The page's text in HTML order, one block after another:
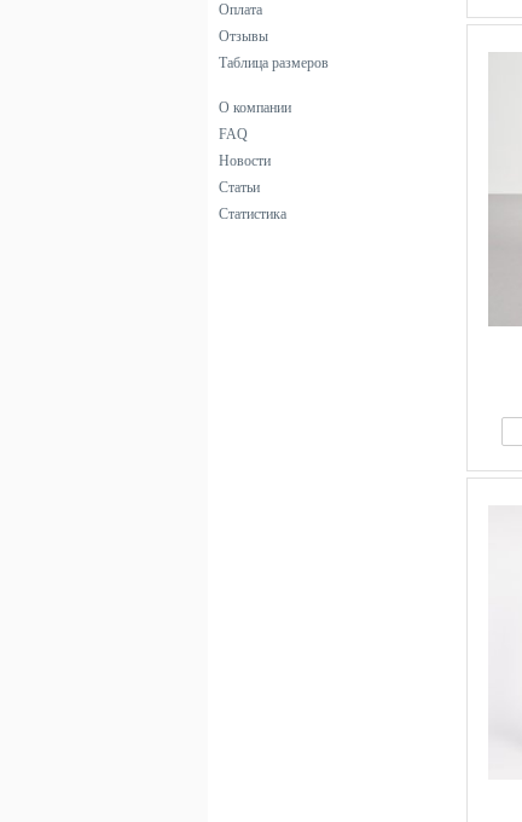
Оплата
Отзывы
Таблица размеров
О компании
FAQ
Новости
Статьи
Статистика